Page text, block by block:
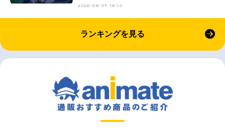
2026-08-07 18:10
ランキングを見る